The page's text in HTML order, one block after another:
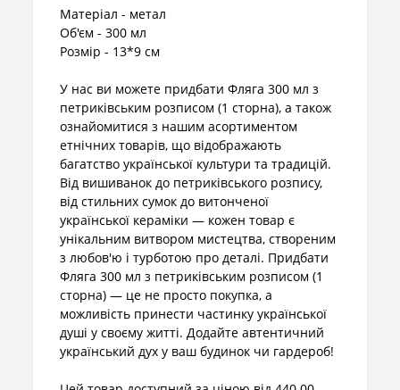
Матеріал - метал
Об'єм - 300 мл
Розмір - 13*9 см
У нас ви можете придбати Фляга 300 мл з
петриківським розписом (1 сторна), а також
ознайомитися з нашим асортиментом
етнічних товарів, що відображають
багатство української культури та традицій.
Від вишиванок до петриківського розпису,
від стильних сумок до витонченої
української кераміки — кожен товар є
унікальним витвором мистецтва, створеним
з любов'ю і турботою про деталі. Придбати
Фляга 300 мл з петриківським розписом (1
сторна) — це не просто покупка, а
можливість принести частинку української
душі у своєму житті. Додайте автентичний
український дух у ваш будинок чи гардероб!